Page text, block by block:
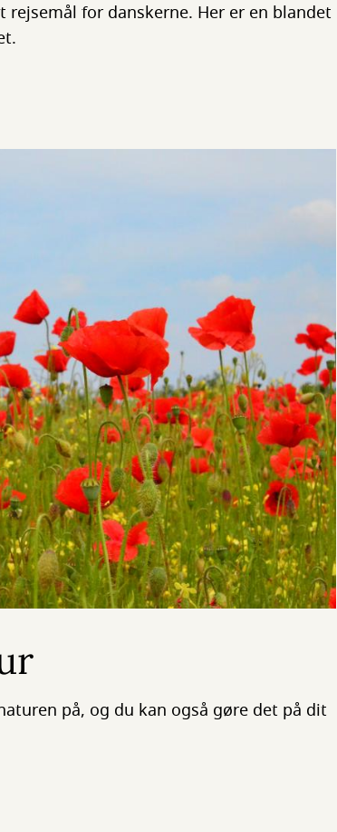
for danskerne. Her er en blandet
på, og du kan også gøre det på dit